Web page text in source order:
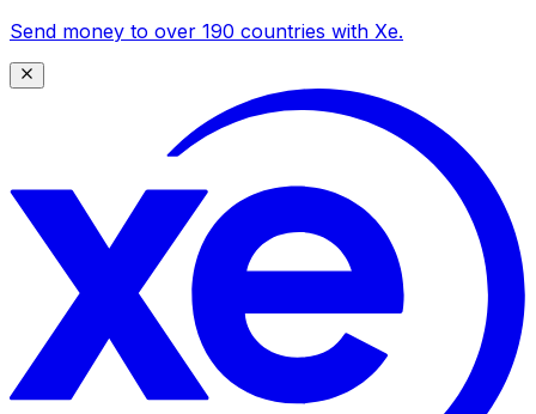
Send money to over 190 countries with Xe.